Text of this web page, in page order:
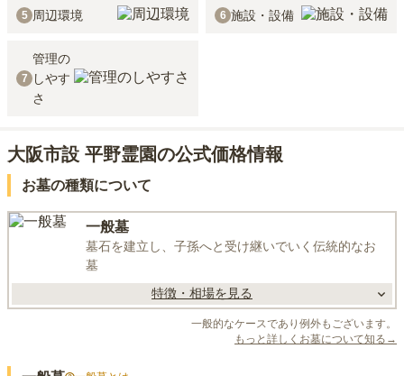
5 周辺環境 6 施設・設備
7
管理の
しやす
さ
大阪市設 平野霊園の公式価格情報
お墓の種類について
一般墓
墓石を建立し、子孫へと受け継いでいく伝統的なお
墓
特徴・相場を見る
一般的なケースであり例外もございます。
もっと詳しくお墓について知る→